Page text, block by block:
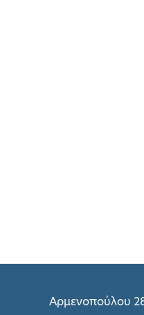
Αρμενοπούλου